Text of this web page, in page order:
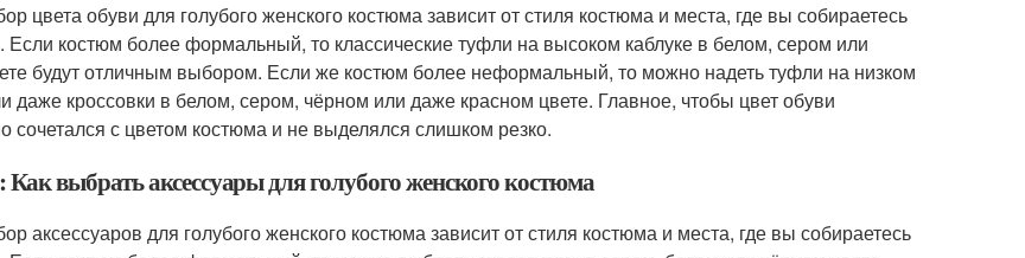
цвета обуви для голубого женского костюма зависит от стиля костюма и места, где вы собираетесь
Если костюм более формальный, то классические туфли на высоком каблуке в белом, сером или
будут отличным выбором. Если же костюм более неформальный, то можно надеть туфли на низком
даже кроссовки в белом, сером, чёрном или даже красном цвете. Главное, чтобы цвет обуви
сочетался с цветом костюма и не выделялся слишком резко.
Как выбрать аксессуары для голубого женского костюма
аксессуаров для голубого женского костюма зависит от стиля костюма и места, где вы собираетесь